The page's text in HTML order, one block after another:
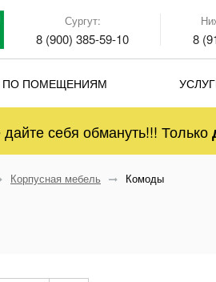
Сургут:
8 (900) 385-59-10 8
ПО ПОМЕЩЕНИЯМ
себя обмануть!!! Только
Корпусная мебель Комоды